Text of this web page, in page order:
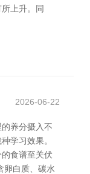
上升。同
2026-06-22
养分摄入不
学习效果。
食谱至关伏
卵白质、碳水